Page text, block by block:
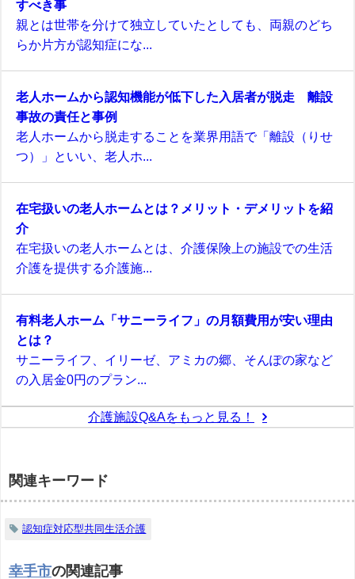
すべき事
親とは世帯を分けて独立していたとしても、両親のどち
らか片方が認知症にな...
老人ホームから認知機能が低下した入居者が脱走 離設
事故の責任と事例
老人ホームから脱走することを業界用語で「離設（りせ
つ）」といい、老人ホ...
在宅扱いの老人ホームとは？メリット・デメリットを紹
介
在宅扱いの老人ホームとは、介護保険上の施設での生活
介護を提供する介護施...
有料老人ホーム「サニーライフ」の月額費用が安い理由
とは？
サニーライフ、イリーゼ、アミカの郷、そんぽの家など
の入居金0円のプラン...
介護施設Q&Aをもっと見る！
関連キーワード
認知症対応型共同生活介護
幸手市の関連記事